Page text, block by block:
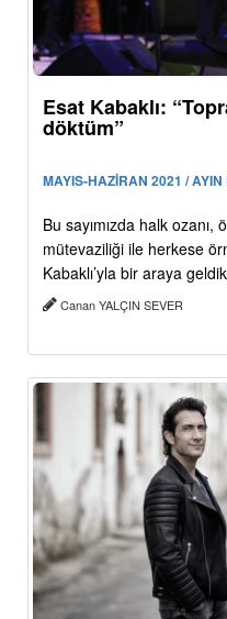
Esat Kabaklı:
döktüm”
MAYIS-HAZİRAN 2021 / AYIN
Bu sayımızda halk
mütevaziliği ile herkese
Kabaklı’yla bir araya
Canan YALÇIN SEVER